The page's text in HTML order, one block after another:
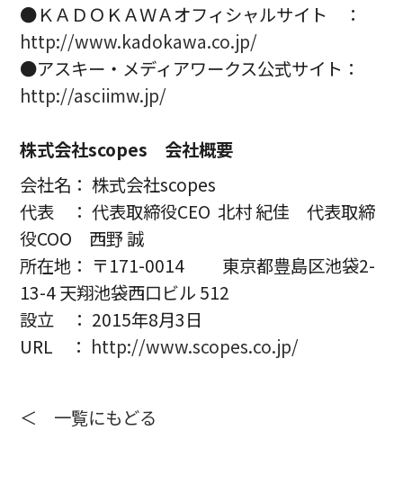
●ＫＡＤＯＫＡＷＡオフィシャルサイト ：
http://www.kadokawa.co.jp/
●アスキー・メディアワークス公式サイト：
http://asciimw.jp/
株式会社scopes 会社概要
会社名： 株式会社scopes
代表 ： 代表取締役CEO 北村 紀佳 代表取締
役COO 西野 誠
所在地： 〒171-0014 東京都豊島区池袋2-
13-4 天翔池袋西口ビル 512
設立 ： 2015年8月3日
URL ： http://www.scopes.co.jp/
＜ 一覧にもどる